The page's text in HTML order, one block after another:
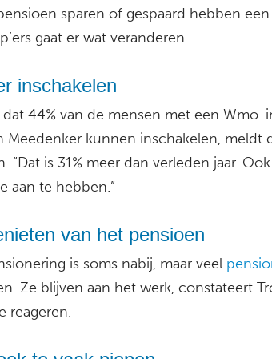
sparen of gespaard hebben
gaat er wat veranderen.
inschakelen
44% van de mensen met een Wmo-
Meedenker kunnen inschakelen, meldt
“Dat is 31% meer dan verleden jaar.
aan te hebben.”
van het pensioen
is soms nabij, maar veel
Ze blijven aan het werk, constateert
reageren.